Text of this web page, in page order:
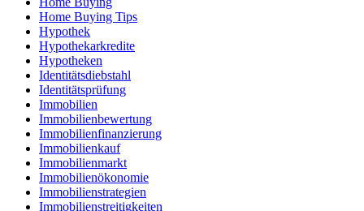
Home Buying Tips
Hypothek
Hypothekarkredite
Hypotheken
Identitätsdiebstahl
Identitätsprüfung
Immobilien
Immobilienbewertung
Immobilienfinanzierung
Immobilienkauf
Immobilienmarkt
Immobilienökonomie
Immobilienstrategien
Immobilienstreitigkeiten